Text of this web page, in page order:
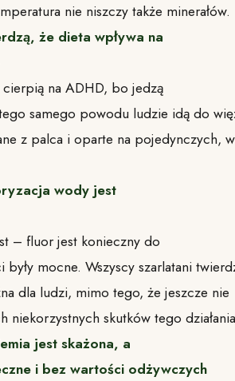
nie niszczy także minerałów.
że dieta wpływa na
na ADHD, bo jedzą
samego powodu ludzie idą do
z palca i oparte na pojedynczych,
wody jest
– fluor jest konieczny do
mocne. Wszyscy szarlatani
dla ludzi, mimo tego, że jeszcze nie
niekorzystnych skutków tego
jest skażona, a
i bez wartości odżywczych